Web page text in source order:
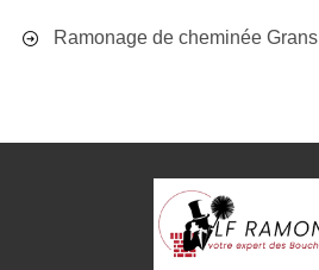
Ramonage de cheminée Grans